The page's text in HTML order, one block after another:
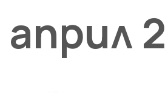
април